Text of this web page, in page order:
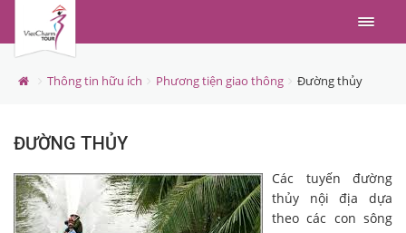
Menu
Thông tin hữu ích Phương tiện giao thông Đường thủy
ĐƯỜNG THỦY
Các tuyến đường
thủy nội địa dựa
theo các con sông